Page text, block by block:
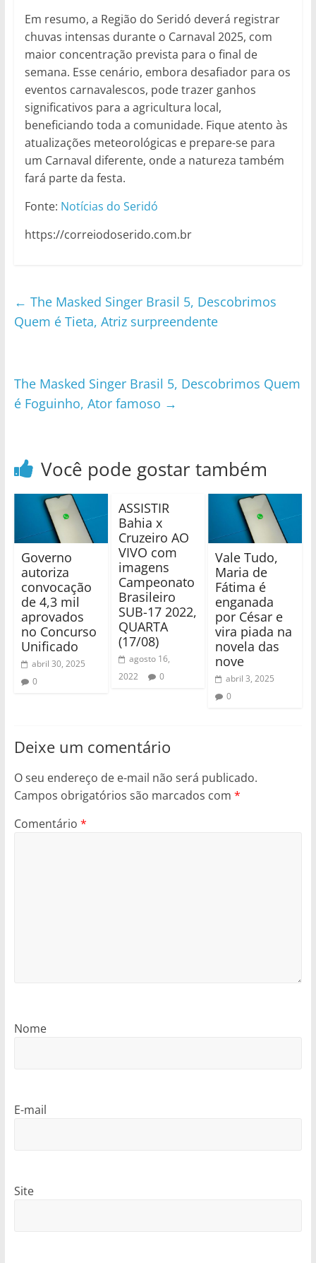
Em resumo, a Região do Seridó deverá registrar
chuvas intensas durante o Carnaval 2025, com
maior concentração prevista para o final de
semana. Esse cenário, embora desafiador para os
eventos carnavalescos, pode trazer ganhos
significativos para a agricultura local,
beneficiando toda a comunidade. Fique atento às
atualizações meteorológicas e prepare-se para
um Carnaval diferente, onde a natureza também
fará parte da festa.
Fonte: Notícias do Seridó
https://correiodoserido.com.br
← The Masked Singer Brasil 5, Descobrimos
Quem é Tieta, Atriz surpreendente
The Masked Singer Brasil 5, Descobrimos Quem
é Foguinho, Ator famoso →
Você pode gostar também
Governo
autoriza
convocação
de 4,3 mil
aprovados
no Concurso
Unificado
abril 30, 2025
0
ASSISTIR
Bahia x
Cruzeiro AO
VIVO com
imagens
Campeonato
Brasileiro
SUB-17 2022,
QUARTA
(17/08)
agosto 16,
2022
0
Vale Tudo,
Maria de
Fátima é
enganada
por César e
vira piada na
novela das
nove
abril 3, 2025
0
Deixe um comentário
O seu endereço de e-mail não será publicado.
Campos obrigatórios são marcados com *
Comentário *
Nome
E-mail
Site